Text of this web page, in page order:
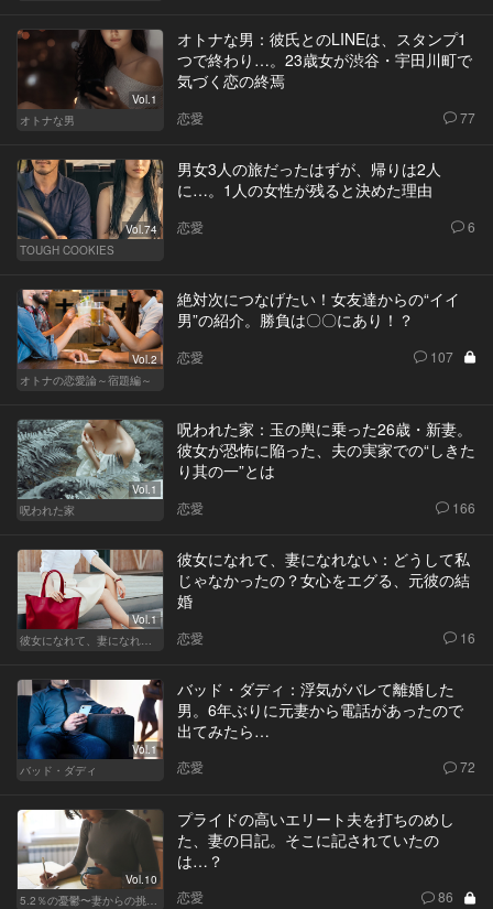
Vol.1
オトナな男
オトナな男：彼氏とのLINEは、スタンプ1
つで終わり…。23歳女が渋谷・宇田川町で
気づく恋の終焉
恋愛 77
Vol.74
TOUGH COOKIES
男女3人の旅だったはずが、帰りは2人
に…。1人の女性が残ると決めた理由
恋愛 6
Vol.2
オトナの恋愛論～宿題編～
絶対次につなげたい！女友達からの“イイ
男”の紹介。勝負は〇〇にあり！？
恋愛 107
Vol.1
呪われた家
呪われた家：玉の輿に乗った26歳・新妻。
彼女が恐怖に陥った、夫の実家での“しきた
り其の一”とは
恋愛 166
Vol.1
彼女になれて、妻になれない
彼女になれて、妻になれない：どうして私
じゃなかったの？女心をエグる、元彼の結
婚
恋愛 16
Vol.1
バッド・ダディ
バッド・ダディ：浮気がバレて離婚した
男。6年ぶりに元妻から電話があったので
出てみたら…
恋愛 72
Vol.10
5.2％の憂鬱〜妻からの挑戦状〜
プライドの高いエリート夫を打ちのめし
た、妻の日記。そこに記されていたの
は…？
恋愛 86